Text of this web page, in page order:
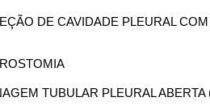
DE CAVIDADE PLEURAL
TUBULAR PLEURAL